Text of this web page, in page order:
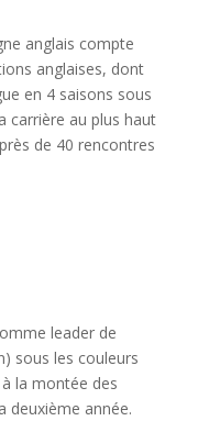
anglais compte
anglaises, dont
en 4 saisons sous
carrière au plus haut
ès de 40 rencontres
leader de
sous les couleurs
à la montée des
deuxième année.